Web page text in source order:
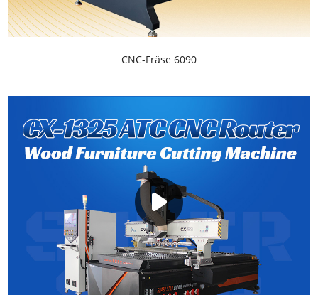
CNC-Fräse 6090